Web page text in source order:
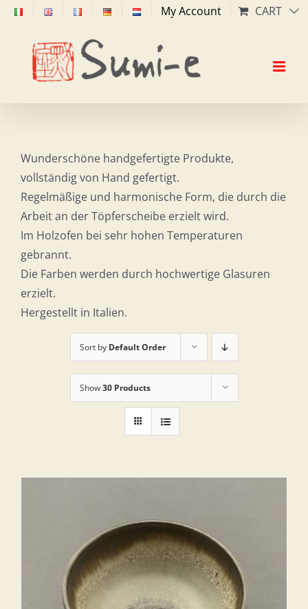
Skip
content
My Account CART
Wunderschöne handgefertigte Produkte,
vollständig von Hand gefertigt.
Regelmäßige und harmonische Form, die durch die
Arbeit an der Töpferscheibe erzielt wird.
Im Holzofen bei sehr hohen Temperaturen
gebrannt.
Die Farben werden durch hochwertige Glasuren
erzielt.
Hergestellt in Italien.
Sort by Default Order
Show30 Products